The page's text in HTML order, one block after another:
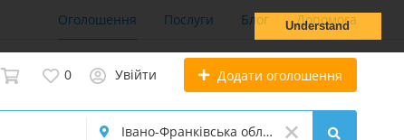
Understand
Оголошення Послуги Блог Допомога
0 Увійти Додати оголошення